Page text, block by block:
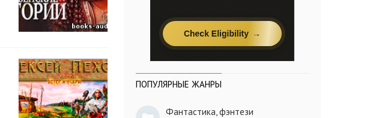
ПОПУЛЯРНЫЕ ЖАНРЫ
Фантастика, фэнтези